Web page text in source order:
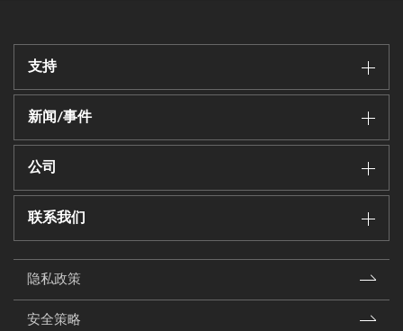
支持
新闻/事件
公司
联系我们
隐私政策
安全策略